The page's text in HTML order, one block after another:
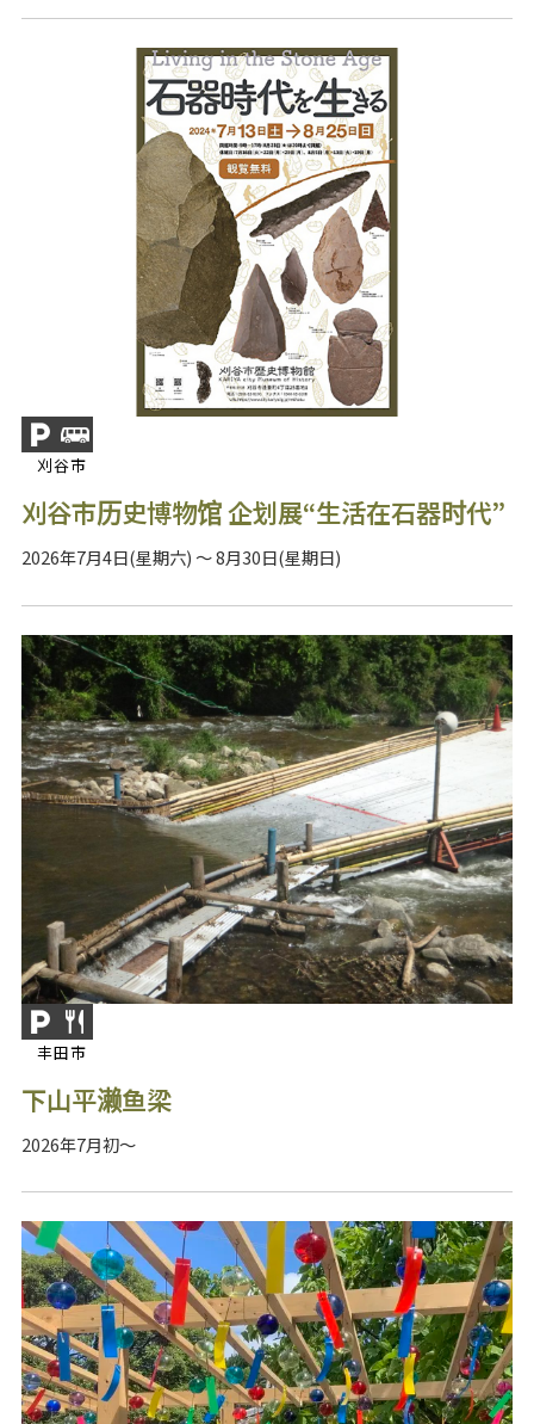
刈谷市
刈谷市历史博物馆 企划展“生活在石器时代”
2026年7月4日(星期六) ～ 8月30日(星期日)
丰田市
下山平濑鱼梁
2026年7月初～